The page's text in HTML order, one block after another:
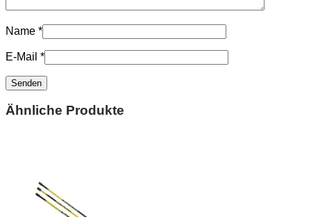
Name *
E-Mail *
Ähnliche Produkte